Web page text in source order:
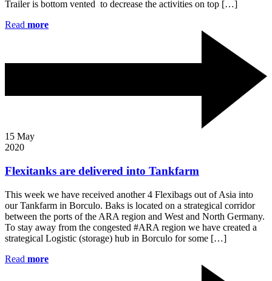
Trailer is bottom vented to decrease the activities on top […]
Read more
15 May
2020
Flexitanks are delivered into Tankfarm
This week we have received another 4 Flexibags out of Asia into
our Tankfarm in Borculo. Baks is located on a strategical corridor
between the ports of the ARA region and West and North Germany.
To stay away from the congested #ARA region we have created a
strategical Logistic (storage) hub in Borculo for some […]
Read more